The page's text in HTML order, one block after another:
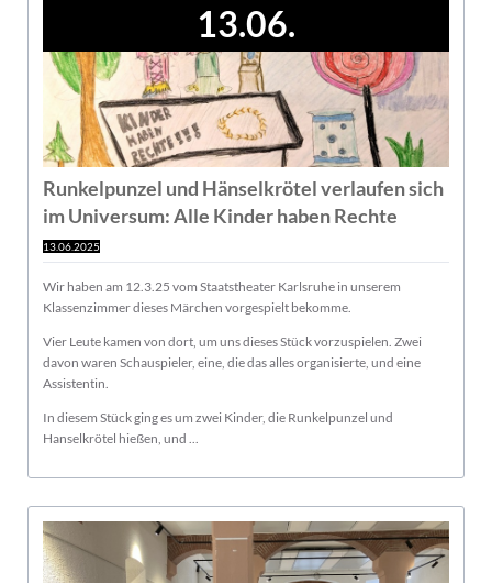
13.06.
Runkelpunzel und Hänselkrötel verlaufen sich
im Universum: Alle Kinder haben Rechte
13.06.2025
Wir haben am 12.3.25 vom Staatstheater Karlsruhe in unserem
Klassenzimmer dieses Märchen vorgespielt bekomme.
Vier Leute kamen von dort, um uns dieses Stück vorzuspielen. Zwei
davon waren Schauspieler, eine, die das alles organisierte, und eine
Assistentin.
In diesem Stück ging es um zwei Kinder, die Runkelpunzel und
Hanselkrötel hießen, und ...